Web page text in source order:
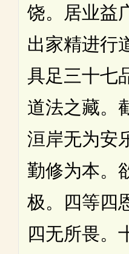
饶。居业益
出家精进行
具足三十七
道法之藏。
洹岸无为安
勤修为本。
极。四等四
四无所畏。